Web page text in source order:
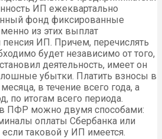
ИП ежеквартально
фонд фиксированные
из этих выплат
ИП. Причем, перечислять
будет независимо от того,
деятельность, имеет он
убытки. Платить взносы в
в течение всего года, а
по итогам всего периода.
в ПФР можно двумя способами:
оплаты Сбербанка или
если таковой у ИП имеется.